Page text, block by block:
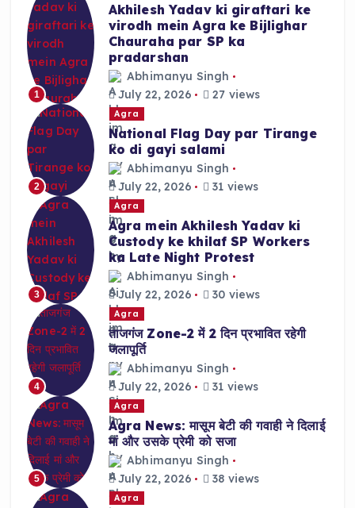
1
Akhilesh Yadav ki giraftari ke
virodh mein Agra ke Bijlighar
Chauraha par SP ka
pradarshan
Abhimanyu Singh
July 22, 2026
27 views
2
Agra
National Flag Day par Tirange
ko di gayi salami
Abhimanyu Singh
July 22, 2026
31 views
3
Agra
Agra mein Akhilesh Yadav ki
Custody ke khilaf SP Workers
ka Late Night Protest
Abhimanyu Singh
July 22, 2026
30 views
4
Agra
ताजगंज Zone-2 में 2 दिन प्रभावित रहेगी
जलापूर्ति
Abhimanyu Singh
July 22, 2026
31 views
5
Agra
Agra News: मासूम बेटी की गवाही ने दिलाई
मां और उसके प्रेमी को सजा
Abhimanyu Singh
July 22, 2026
38 views
Agra